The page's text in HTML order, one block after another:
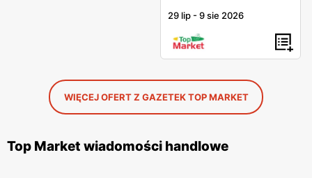
29 lip -9 sie 2026
WIĘCEJ OFERT Z GAZETEK TOP MARKET
Top Market wiadomości handlowe